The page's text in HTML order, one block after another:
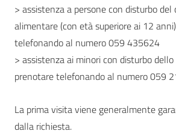
> assistenza a persone con disturbo
alimentare (con età superiore ai 12
telefonando al numero 059 435624
> assistenza ai minori con disturbo
prenotare telefonando al numero 059
La prima visita viene generalmente
dalla richiesta.